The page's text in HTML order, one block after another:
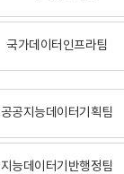
국가데이터인프라팀
공공지능데이터기획팀
지능데이터기반행정팀